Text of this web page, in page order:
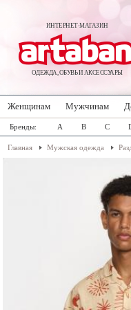
ИНТЕРНЕТ-МАГАЗИН
ОДЕЖДА, ОБУВЬ И АКСЕССУАРЫ
Женщинам Мужчинам
Бренды: A B C
Главная Мужская одежда